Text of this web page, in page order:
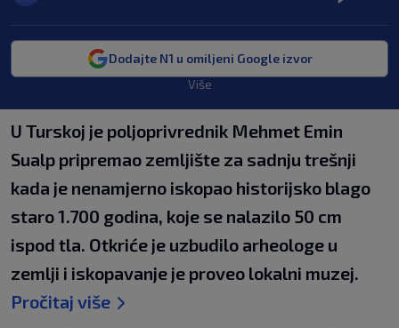
Dodajte N1 u omiljeni Google izvor
Više
U Turskoj je poljoprivrednik Mehmet Emin
Sualp pripremao zemljište za sadnju trešnji
kada je nenamjerno iskopao historijsko blago
staro 1.700 godina, koje se nalazilo 50 cm
ispod tla. Otkriće je uzbudilo arheologe u
zemlji i iskopavanje je proveo lokalni muzej.
Pročitaj više